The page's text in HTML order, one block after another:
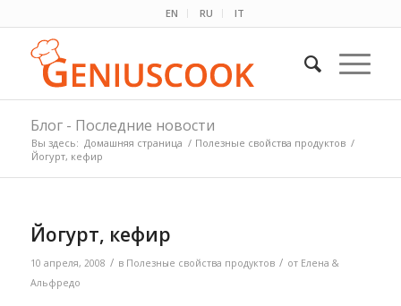
EN RU IT
Блог - Последние новости
Вы здесь: Домашняя страница / Полезные свойства продуктов /
Йогурт, кефир
Йогурт, кефир
10 апреля, 2008 / в Полезные свойства продуктов / от Елена &
Альфредо